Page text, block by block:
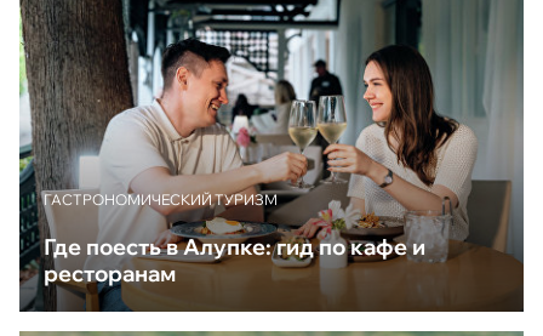
ГАСТРОНОМИЧЕСКИЙ ТУРИЗМ
Где поесть в Алупке: гид по кафе и
ресторанам